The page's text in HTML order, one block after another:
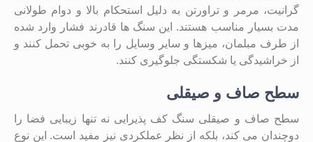
گرانیت، مرمر و تراورتن به دلیل استحکام بالا و دوام طولانی
مدت بسیار مناسب هستند. این سنگ ‌ها قادرند فشار وارد شده
از طرف مبلمان، میزها و سایر وسایل را به خوبی تحمل کنند و
از خراشیدگی یا شکستگی جلوگیری کنند.
سطح صاف و صیقلی
سطح صاف و صیقلی سنگ کف پذیرایی نه تنها زیبایی فضا را
دوچندان می ‌کند، بلکه از نظر عملکردی نیز مفید است. این نوع